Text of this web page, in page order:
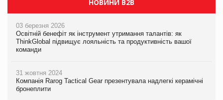
НОВИНИ B2B
03 березня 2026
Освітній бенефіт як інструмент утримання талантів: як
ThinkGlobal підвищує лояльність та продуктивність вашої
команди
31 жовтня 2024
Компанія Rarog Tactical Gear презентувала надлегкі керамічні
бронеплити